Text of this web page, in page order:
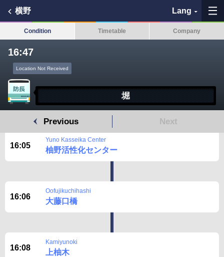
横野 Lang
History
See the map
各バス会社リンク先
BUSit User's Guide
Condition Timetable Company
16:47
Location Not Received
堀
Previous Next
16:05
Yuno Kasseika Center
柚野活性化センター
16:06
Oofujikuchihashi
大藤口橋
16:08
Kamiyunoki
上柚木